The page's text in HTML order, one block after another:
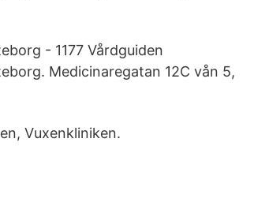
- 1177 Vårdguiden
Medicinaregatan 12C vån 5,
Vuxenkliniken.